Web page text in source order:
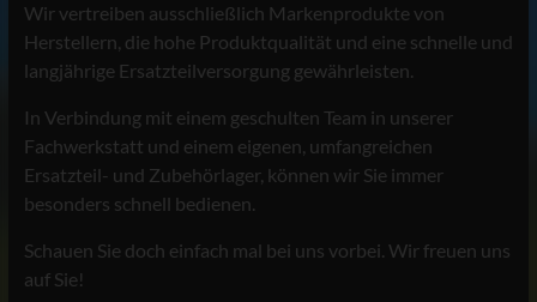
Wir vertreiben ausschließlich Markenprodukte von
Herstellern, die hohe Produktqualität und eine schnelle und
langjährige Ersatzteilversorgung gewährleisten.
In Verbindung mit einem geschulten Team in unserer
Fachwerkstatt und einem eigenen, umfangreichen
Ersatzteil- und Zubehörlager, können wir Sie immer
besonders schnell bedienen.
Schauen Sie doch einfach mal bei uns vorbei. Wir freuen uns
auf Sie!